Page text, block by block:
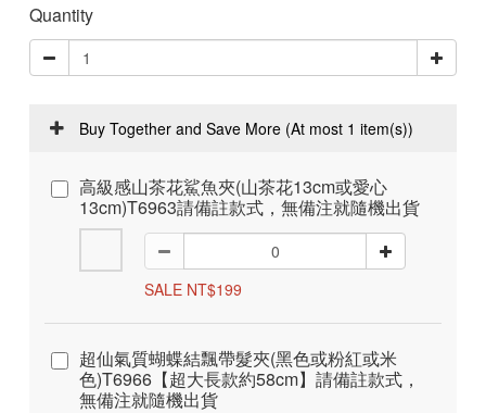
Quantity
Buy Together and Save More (At most 1 item(s))
高級感山茶花鯊魚夾(山茶花13cm或愛心
13cm)T6963請備註款式，無備注就隨機出貨
SALE NT$199
超仙氣質蝴蝶結飄帶髮夾(黑色或粉紅或米
色)T6966【超大長款約58cm】請備註款式，
無備注就隨機出貨